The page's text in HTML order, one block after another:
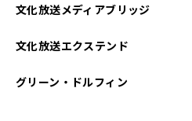
文化放送メディアブリッジ
文化放送エクステンド
グリーン・ドルフィン